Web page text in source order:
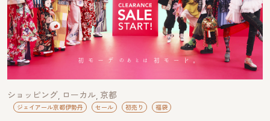
ショッピング ローカル 京都
ジェイアール京都伊勢丹 セール 初売り 福袋